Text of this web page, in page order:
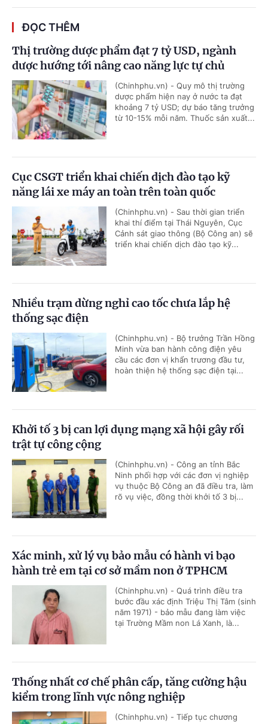
ĐỌC THÊM
Thị trường dược phẩm đạt 7 tỷ USD, ngành
dược hướng tới nâng cao năng lực tự chủ
(Chinhphu.vn) - Quy mô thị trường
dược phẩm hiện nay ở nước ta đạt
khoảng 7 tỷ USD; dự báo tăng trưởng
từ 10-15% mỗi năm. Thuốc sản xuất...
Cục CSGT triển khai chiến dịch đào tạo kỹ
năng lái xe máy an toàn trên toàn quốc
(Chinhphu.vn) - Sau thời gian triển
khai thí điểm tại Thái Nguyên, Cục
Cảnh sát giao thông (Bộ Công an) sẽ
triển khai chiến dịch đào tạo kỹ...
Nhiều trạm dừng nghỉ cao tốc chưa lắp hệ
thống sạc điện
(Chinhphu.vn) - Bộ trưởng Trần Hồng
Minh vừa ban hành công điện yêu
cầu các đơn vị khẩn trương đầu tư,
hoàn thiện hệ thống sạc điện tại...
Khởi tố 3 bị can lợi dụng mạng xã hội gây rối
trật tự công cộng
(Chinhphu.vn) - Công an tỉnh Bắc
Ninh phối hợp với các đơn vị nghiệp
vụ thuộc Bộ Công an đã điều tra, làm
rõ vụ việc, đồng thời khởi tố 3 bị...
Xác minh, xử lý vụ bảo mẫu có hành vi bạo
hành trẻ em tại cơ sở mầm non ở TPHCM
(Chinhphu.vn) - Quá trình điều tra
bước đầu xác định Triệu Thị Tâm (sinh
năm 1971) - bảo mẫu đang làm việc
tại Trường Mầm non Lá Xanh, là...
Thống nhất cơ chế phân cấp, tăng cường hậu
kiểm trong lĩnh vực nông nghiệp
(Chinhphu.vn) - Tiếp tục chương